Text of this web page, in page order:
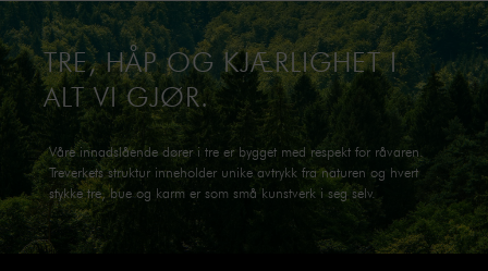
TRE, HÅP OG KJÆRLIGHET I
ALT VI GJØR.
Våre innadslående dører i tre er bygget med respekt for råvaren.
Treverkets struktur inneholder unike avtrykk fra naturen og hvert
stykke tre, bue og karm er som små kunstverk i seg selv.